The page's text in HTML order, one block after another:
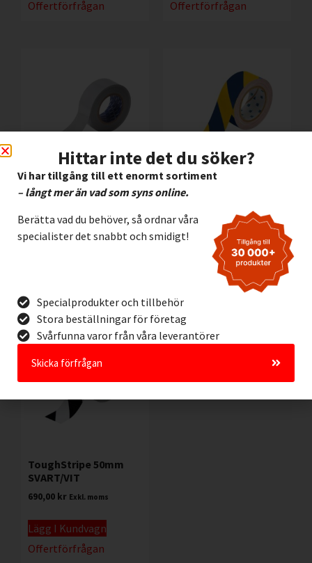
Offertförfrågan Offertförfrågan
ToughStripe Golvtejp
690,00 kr Exkl. moms
ToughStripe 50mm
690,00 Exkl. moms
Lägg I Kundvagn
Offertförfrågan
ToughStripe 50mm
SVART/VIT
690,00 kr Exkl. moms
Lägg I Kundvagn
Offertförfrågan
Hittar inte det du söker?
Vi har tillgång till ett enormt sortiment
– långt mer än vad som syns online.
Berätta vad du behöver, så ordnar våra
specialister det snabbt och smidigt!
Specialprodukter och tillbehör
Stora beställningar för företag
Svårfunna varor från våra leverantörer
Skicka förfrågan